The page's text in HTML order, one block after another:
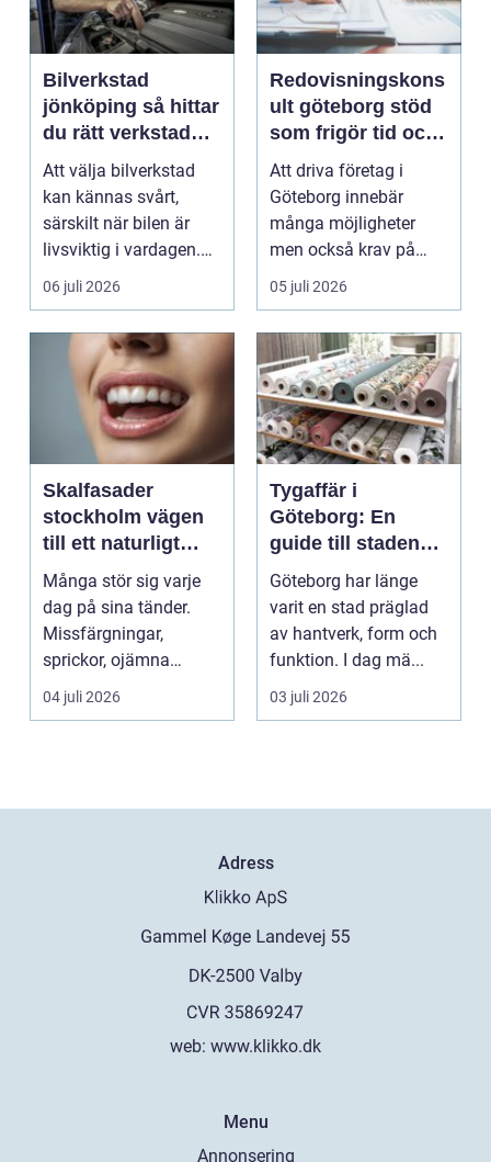
Bilverkstad
jönköping så hittar
du rätt verkstad
för din bil
Att välja bilverkstad
kan kännas svårt,
särskilt när bilen är
livsviktig i vardagen.
För många biläg...
06 juli 2026
Redovisningskons
ult göteborg stöd
som frigör tid och
skapar kontroll
Att driva företag i
Göteborg innebär
många möjligheter
men också krav på
ordning i ekonomin.
05 juli 2026
Skalfasader
stockholm vägen
till ett naturligt
vackert leende
Många stör sig varje
dag på sina tänder.
Missfärgningar,
sprickor, ojämna
kanter eller en sned
04 juli 2026
Tygaffär i
Göteborg: En
guide till stadens
textila möjligheter
Göteborg har länge
varit en stad präglad
av hantverk, form och
funktion. I dag mä...
03 juli 2026
Adress
web: www.klikko.dk
Menu
Annonsering